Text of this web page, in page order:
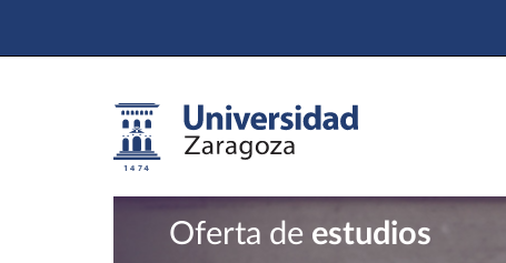
Oferta de estudios